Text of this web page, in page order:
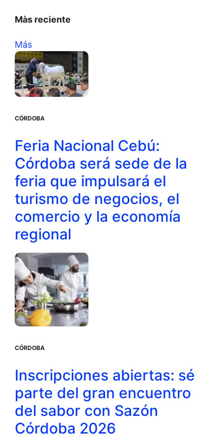
Màs reciente
Más
CÓRDOBA
Feria Nacional Cebú:
Córdoba será sede de la
feria que impulsará el
turismo de negocios, el
comercio y la economía
regional
CÓRDOBA
Inscripciones abiertas: sé
parte del gran encuentro
del sabor con Sazón
Córdoba 2026